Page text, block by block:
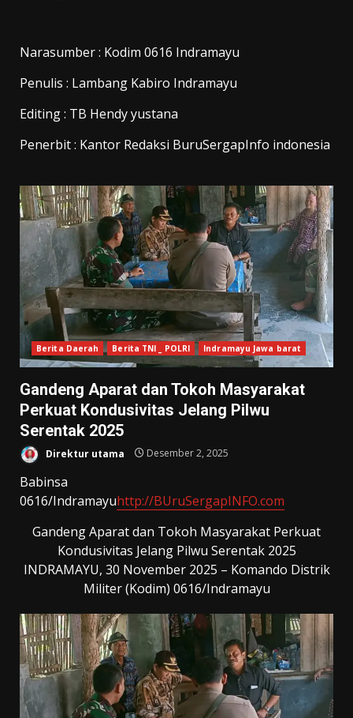
Narasumber : Kodim 0616 Indramayu
Penulis : Lambang Kabiro Indramayu
Editing : TB Hendy yustana
Penerbit : Kantor Redaksi BuruSergapInfo indonesia
Berita Daerah Berita TNI _ POLRI Indramayu Jawa barat
Gandeng Aparat dan Tokoh Masyarakat
Perkuat Kondusivitas Jelang Pilwu
Serentak 2025
Direktur utama Desember 2, 2025
Babinsa
0616/Indramayuhttp://BUruSergapINFO.com
Gandeng Aparat dan Tokoh Masyarakat Perkuat
Kondusivitas Jelang Pilwu Serentak 2025
​INDRAMAYU, 30 November 2025 – Komando Distrik
Militer (Kodim) 0616/Indramayu